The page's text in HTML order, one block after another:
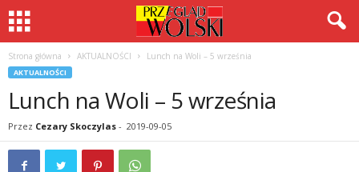
Strona główna AKTUALNOŚCI Lunch na Woli – 5 września
AKTUALNOŚCI
Lunch na Woli – 5 września
Przez Cezary Skoczylas - 2019-09-05